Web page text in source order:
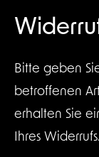
Bitte geben
betroffenen
erhalten Sie
Ihres Widerrufs.